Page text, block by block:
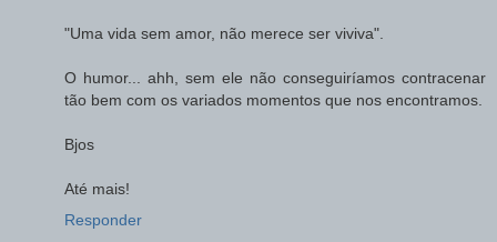
"Uma vida sem amor, não merece ser viviva".
O humor... ahh, sem ele não conseguiríamos contracenar
tão bem com os variados momentos que nos encontramos.
Bjos
Até mais!
Responder